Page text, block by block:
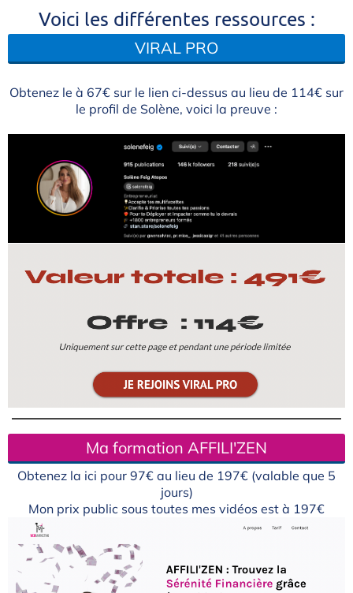
Voici les différentes ressources :
VIRAL PRO
Obtenez le à 67€ sur le lien ci-dessus au lieu de 114€ sur
le profil de Solène, voici la preuve :
Ma formation AFFILI'ZEN
Obtenez la ici pour 97€ au lieu de 197€ (valable que 5
jours)
Mon prix public sous toutes mes vidéos est à 197€